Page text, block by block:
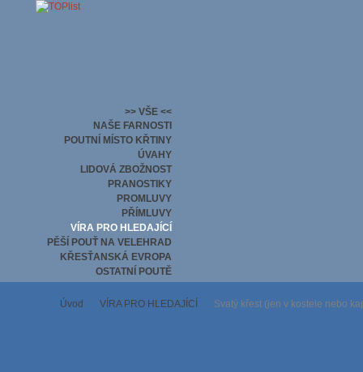
>> VŠE <<
NAŠE FARNOSTI
POUTNÍ MÍSTO KŘTINY
ÚVAHY
LIDOVÁ ZBOŽNOST
PRANOSTIKY
PROMLUVY
PŘÍMLUVY
VÍRA PRO HLEDAJÍCÍ
PĚŠÍ POUŤ NA VELEHRAD
KŘESŤANSKÁ EVROPA
OSTATNÍ POUTĚ
Úvod VÍRA PRO HLEDAJÍCÍ Svatý křest (jen v kostele nebo